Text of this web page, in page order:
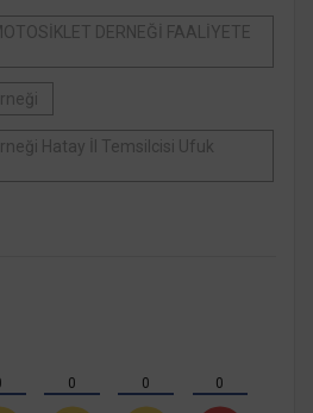
DERNEĞİ FAALİYETE
Hatay İl Temsilcisi Ufuk
0 0 0